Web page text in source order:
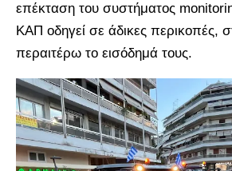
επέκταση του συστήματος
ΚΑΠ οδηγεί σε άδικες περικοπές,
περαιτέρω το εισόδημά τους.